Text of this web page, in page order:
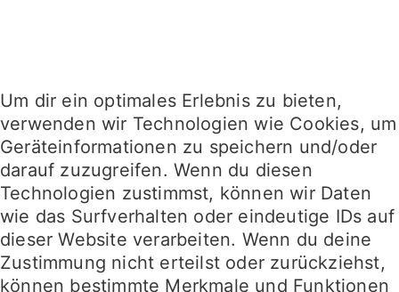
Um dir ein optimales Erlebnis zu bieten,
verwenden wir Technologien wie Cookies, um
Geräteinformationen zu speichern und/oder
darauf zuzugreifen. Wenn du diesen
Technologien zustimmst, können wir Daten
wie das Surfverhalten oder eindeutige IDs auf
dieser Website verarbeiten. Wenn du deine
Zustimmung nicht erteilst oder zurückziehst,
können bestimmte Merkmale und Funktionen